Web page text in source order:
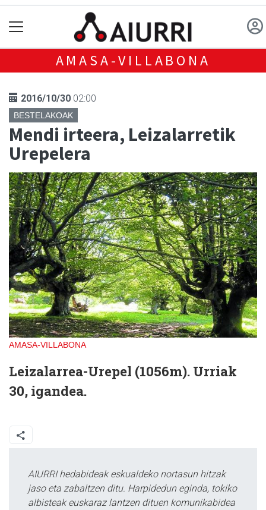
AMASA-VILLABONA
2016/10/30 02:00
BESTELAKOAK
Mendi irteera, Leizalarretik
Urepelera
AMASA-VILLABONA
Leizalarrea-Urepel (1056m). Urriak
30, igandea.
AIURRI hedabideak eskualdeko nortasun hitzak
jaso eta zabaltzen ditu. Harpidedun eginda, tokiko
albisteak euskaraz lantzen dituen komunikabidea